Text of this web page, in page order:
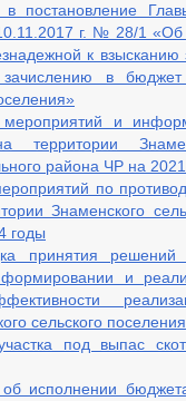
постановление
г. № 28/1
к взысканию
в бюджет
и
района ЧР на
по
Знаменского
годы
принятия решений
и
сельского поселения
под выпас
исполнении